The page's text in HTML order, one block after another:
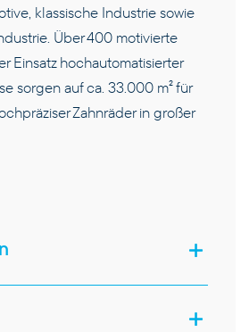
klassische Industrie sowie
Über 400 motivierte
Einsatz hochautomatisierter
sorgen auf ca. 33.000 m² für
Zahnräder in großer